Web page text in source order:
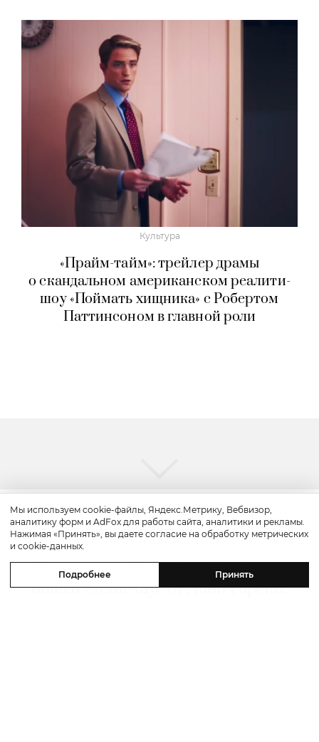
Культура
«Прайм-тайм»: трейлер драмы
о скандальном американском реалити-
шоу «Поймать хищника» с Робертом
Паттинсоном в главной роли
Путешествие
Каникулы в Maxx Royal Bodrum:
новый стейк-хаус от Дани Гарсии,
Мы используем cookie-файлы, Яндекс.Метрику, Вебвизор,
аналитику форм и AdFox для работы сайта, аналитики и рекламы.
Нажимая «Принять», вы даете согласие на обработку метрических
и cookie-данных.
Подробнее Принять